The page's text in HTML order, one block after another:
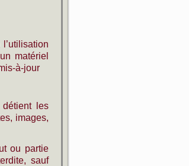
matériel
à-jour
détient les
images,
ou partie
sauf